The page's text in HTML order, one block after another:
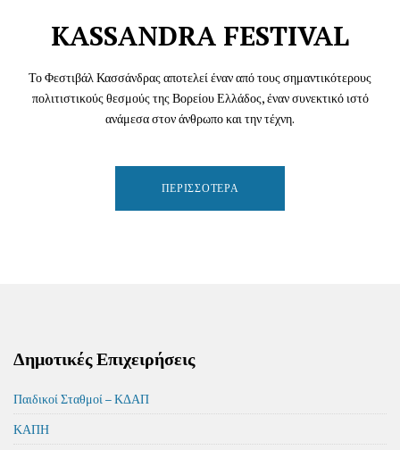
KASSANDRA FESTIVAL
Το Φεστιβάλ Κασσάνδρας αποτελεί έναν από τους σημαντικότερους
πολιτιστικούς θεσμούς της Βορείου Ελλάδος, έναν συνεκτικό ιστό
ανάμεσα στον άνθρωπο και την τέχνη.
ΠΕΡΙΣΣΌΤΕΡΑ
Δημοτικές Επιχειρήσεις
Παιδικοί Σταθμοί – ΚΔΑΠ
ΚΑΠΗ